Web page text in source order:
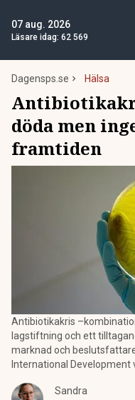
07 aug. 2026
Läsare idag: 62 569
Dagensps.se Hälsa
döda men
framtiden
Antibiotikakris
lagstiftning och ett
marknad och
International Development
Sandra